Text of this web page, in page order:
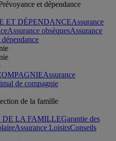
ET DÉPENDANCEAssurance
Assurance obsèquesAssurance
Assurance
de compagnie
DE LA FAMILLEGarantie des
Assurance LoisirsConseils